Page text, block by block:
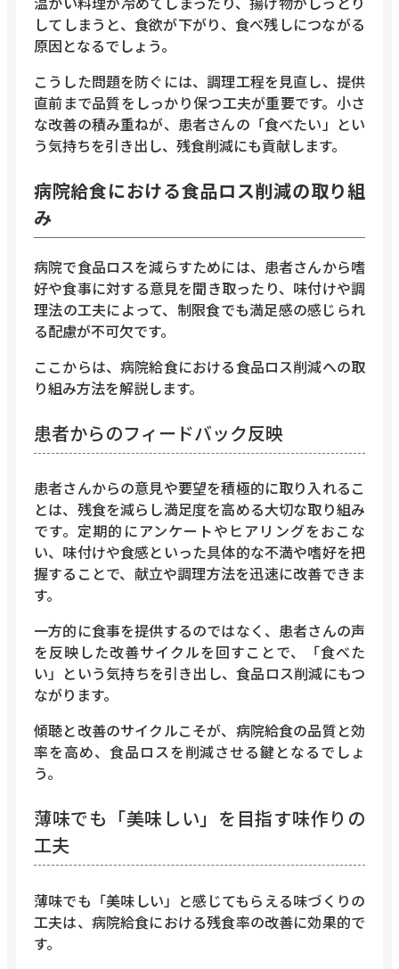
してしまうと、食欲が下がり、食べ残しにつながる
原因となるでしょう。
こうした問題を防ぐには、調理工程を見直し、提供
直前まで品質をしっかり保つ工夫が重要です。小さ
な改善の積み重ねが、患者さんの「食べたい」とい
う気持ちを引き出し、残食削減にも貢献します。
病院給食における食品ロス削減の取り組
み
病院で食品ロスを減らすためには、患者さんから嗜
好や食事に対する意見を聞き取ったり、味付けや調
理法の工夫によって、制限食でも満足感の感じられ
る配慮が不可欠です。
ここからは、病院給食における食品ロス削減への取
り組み方法を解説します。
患者からのフィードバック反映
患者さんからの意見や要望を積極的に取り入れるこ
とは、残食を減らし満足度を高める大切な取り組み
です。定期的にアンケートやヒアリングをおこな
い、味付けや食感といった具体的な不満や嗜好を把
握することで、献立や調理方法を迅速に改善できま
す。
一方的に食事を提供するのではなく、患者さんの声
を反映した改善サイクルを回すことで、「食べた
い」という気持ちを引き出し、食品ロス削減にもつ
ながります。
傾聴と改善のサイクルこそが、病院給食の品質と効
率を高め、食品ロスを削減させる鍵となるでしょ
う。
薄味でも「美味しい」を目指す味作りの
工夫
薄味でも「美味しい」と感じてもらえる味づくりの
工夫は、病院給食における残食率の改善に効果的で
す。